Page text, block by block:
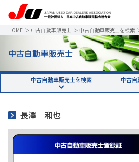
HOME ＞ 中古自動車販売士 ＞ 中古自動車販売士を検索
中古自動車販売士
中古自動車販売士を検索 中古
長澤 和也